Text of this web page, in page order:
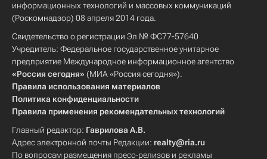
информационных технологий и массовых коммуникаций
(Роскомнадзор) 08 апреля 2014 года.
Свидетельство о регистрации Эл № ФС77-57640
Учредитель: Федеральное государственное унитарное
предприятие Международное информационное агентство
«Россия сегодня» (МИА «Россия сегодня»).
Правила использования материалов
Политика конфиденциальности
Правила применения рекомендательных технологий
Главный редактор: Гаврилова А.В.
Адрес электронной почты Редакции: realty@ria.ru
По вопросам размещения пресс-релизов и рекламы